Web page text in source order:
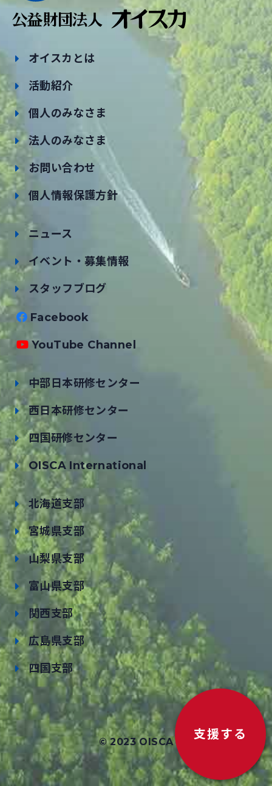
支援する
オイスカとは
活動紹介
個人のみなさま
法人のみなさま
お問い合わせ
個人情報保護方針
ニュース
イベント・募集情報
スタッフブログ
Facebook
YouTube Channel
中部日本研修センター
西日本研修センター
四国研修センター
OISCA International
北海道支部
宮城県支部
山梨県支部
富山県支部
関西支部
広島県支部
四国支部
© 2023 OISCA